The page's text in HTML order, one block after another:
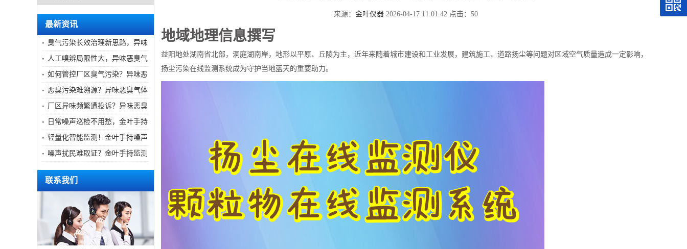
最新资讯
臭气污染长效治理新思路，异味
恶臭气体在线监测站助力精细化
管理
人工嗅辨局限性大，异味恶臭气
体在线监测站实现臭气量化管控
如何管控厂区臭气污染？异味恶
臭气体在线监测站提供数字化方
案
恶臭污染难溯源？异味恶臭气体
在线监测站实现全天候实时监测
厂区异味频繁遭投诉？异味恶臭
气体在线监测站助力企业科学管
控
日常噪声巡检不用愁，金叶手持
监测设备高效省心
轻量化智能监测！金叶手持噪声
设备适配户外复杂场景
噪声扰民难取证？金叶手持监测
仪实时留痕溯源
联系我们
来源： 金叶仪器2026-04-17 11:01:42 点击：50
地域地理信息撰写
益阳地处湖南省北部，洞庭湖南岸，地形以平原、丘陵为主，近年来随着城市建设和工业发展，建筑施工、道路扬尘等问题对区域空气质量造成一定影响，
扬尘污染在线监测系统成为守护当地蓝天的重要助力。